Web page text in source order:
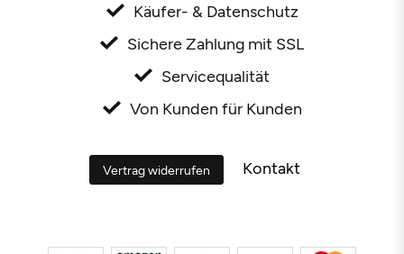
Käufer- & Datenschutz
Sichere Zahlung mit SSL
Servicequalität
Von Kunden für Kunden
Vertrag widerrufen Kontakt